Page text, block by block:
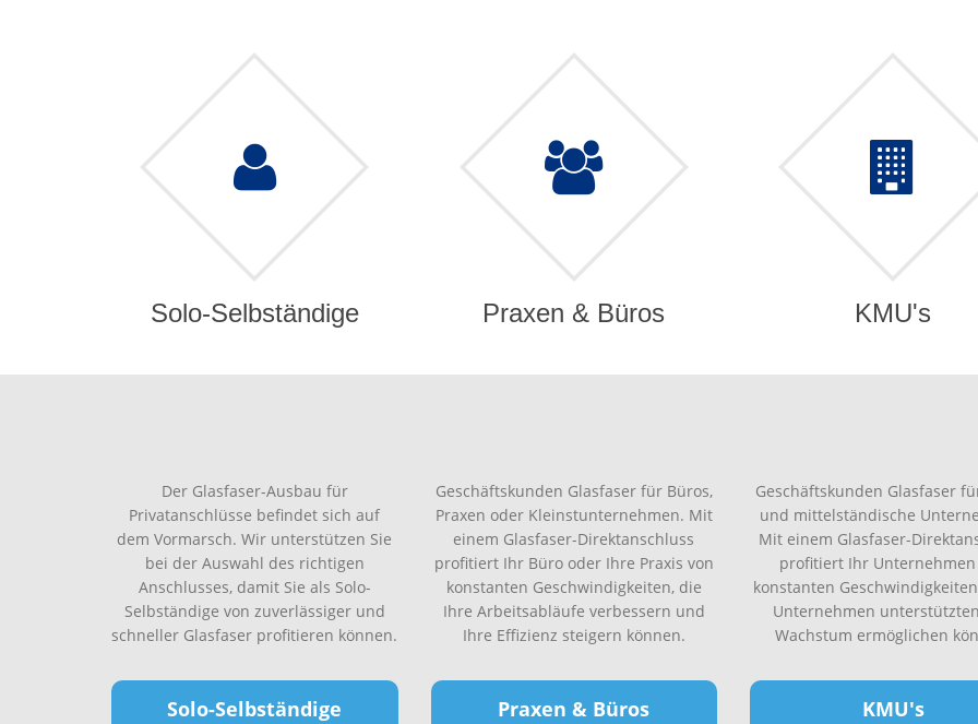
Solo-Selbständige
Der Glasfaser-Ausbau für
Privatanschlüsse befindet sich auf
dem Vormarsch. Wir unterstützen Sie
bei der Auswahl des richtigen
Anschlusses, damit Sie als Solo-
Selbständige von zuverlässiger und
schneller Glasfaser profitieren können.
Solo-Selbständige
Praxen & Büros
Geschäftskunden Glasfaser für Büros,
Praxen oder Kleinstunternehmen. Mit
einem Glasfaser-Direktanschluss
profitiert Ihr Büro oder Ihre Praxis von
konstanten Geschwindigkeiten, die
Ihre Arbeitsabläufe verbessern und
Ihre Effizienz steigern können.
Praxen & Büros
KMU's
Geschäftskunden Glasfaser
und mittelständische
Mit einem Glasfaser-
profitiert Ihr Unternehmen
konstanten
Unternehmen
Wachstum ermöglichen
KMU's